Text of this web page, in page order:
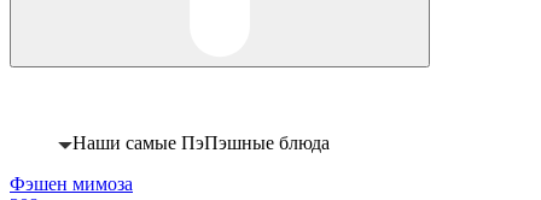
Наши самые ПэПэшные блюда
Фэшен мимоза